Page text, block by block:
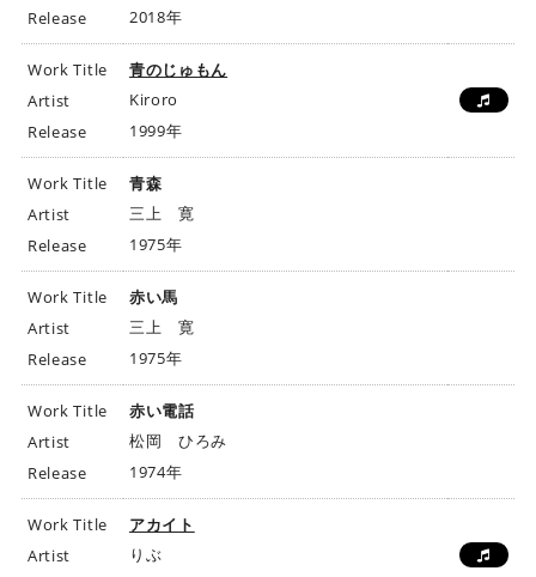
Release
2018年
Work Title
青のじゅもん
Artist
Kiroro
Release
1999年
Work Title
青森
Artist
三上 寛
Release
1975年
Work Title
赤い馬
Artist
三上 寛
Release
1975年
Work Title
赤い電話
Artist
松岡 ひろみ
Release
1974年
Work Title
アカイト
Artist
りぶ